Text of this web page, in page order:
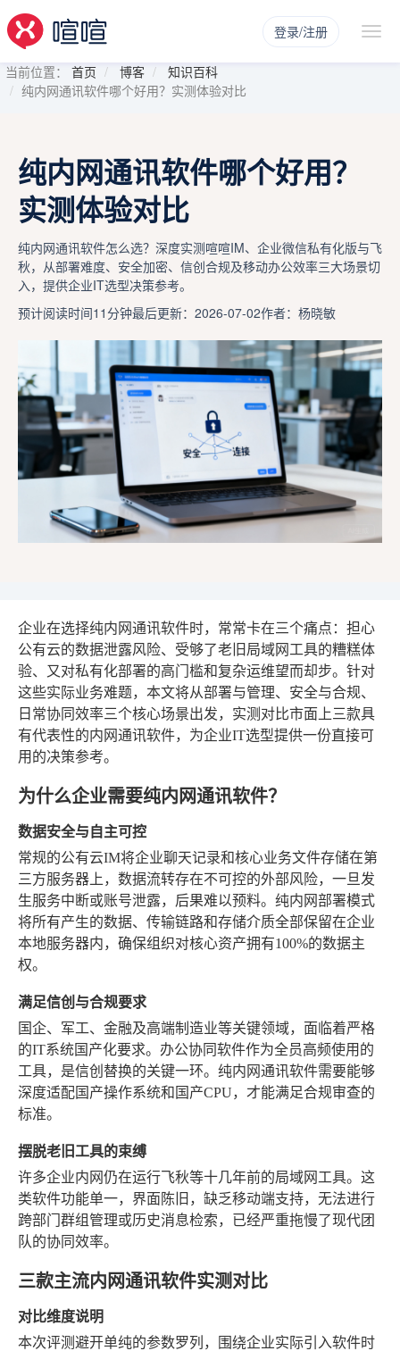
登录/注册
当前位置： 首页 博客
知识百科
纯内网通讯软件哪个好用？实测体验对比
纯内网通讯软件哪个好用？
实测体验对比
纯内网通讯软件怎么选？深度实测喧喧IM、企业微信私有化版与飞
秋，从部署难度、安全加密、信创合规及移动办公效率三大场景切
入，提供企业IT选型决策参考。
预计阅读时间11分钟最后更新：2026-07-02作者：杨晓敏
企业在选择纯内网通讯软件时，常常卡在三个痛点：担心
公有云的数据泄露风险、受够了老旧局域网工具的糟糕体
验、又对私有化部署的高门槛和复杂运维望而却步。针对
这些实际业务难题，本文将从部署与管理、安全与合规、
日常协同效率三个核心场景出发，实测对比市面上三款具
有代表性的内网通讯软件，为企业IT选型提供一份直接可
用的决策参考。
为什么企业需要纯内网通讯软件？
数据安全与自主可控
常规的公有云IM将企业聊天记录和核心业务文件存储在第
三方服务器上，数据流转存在不可控的外部风险，一旦发
生服务中断或账号泄露，后果难以预料。纯内网部署模式
将所有产生的数据、传输链路和存储介质全部保留在企业
本地服务器内，确保组织对核心资产拥有100%的数据主
权。
满足信创与合规要求
国企、军工、金融及高端制造业等关键领域，面临着严格
的IT系统国产化要求。办公协同软件作为全员高频使用的
工具，是信创替换的关键一环。纯内网通讯软件需要能够
深度适配国产操作系统和国产CPU，才能满足合规审查的
标准。
摆脱老旧工具的束缚
许多企业内网仍在运行飞秋等十几年前的局域网工具。这
类软件功能单一，界面陈旧，缺乏移动端支持，无法进行
跨部门群组管理或历史消息检索，已经严重拖慢了现代团
队的协同效率。
三款主流内网通讯软件实测对比
对比维度说明
本次评测避开单纯的参数罗列，围绕企业实际引入软件时